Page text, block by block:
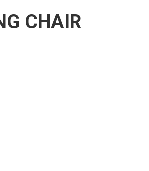
CHAIR